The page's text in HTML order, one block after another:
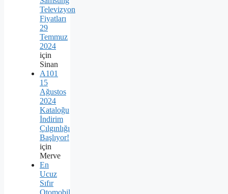
Televizyon
Fiyatları
29
Temmuz
2024
için
Sinan
A101
15
Ağustos
2024
Kataloğu
İndirim
Çılgınlığı
Başlıyor!
için
Merve
En
Ucuz
Sıfır